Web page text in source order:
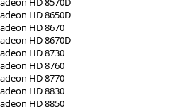
HD 8650D
HD 8670
HD 8670D
HD 8730
HD 8760
HD 8770
HD 8830
HD 8850